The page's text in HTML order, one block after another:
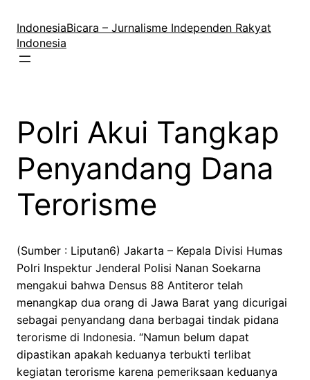
konten
IndonesiaBicara – Jurnalisme Independen Rakyat
Indonesia
Polri Akui Tangkap
Penyandang Dana
Terorisme
(Sumber : Liputan6) Jakarta – Kepala Divisi Humas
Polri Inspektur Jenderal Polisi Nanan Soekarna
mengakui bahwa Densus 88 Antiteror telah
menangkap dua orang di Jawa Barat yang dicurigai
sebagai penyandang dana berbagai tindak pidana
terorisme di Indonesia. “Namun belum dapat
dipastikan apakah keduanya terbukti terlibat
kegiatan terorisme karena pemeriksaan keduanya